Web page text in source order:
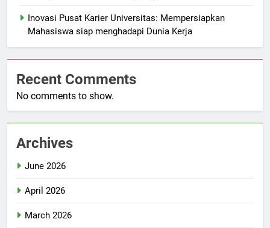
Inovasi Pusat Karier Universitas: Mempersiapkan
Mahasiswa siap menghadapi Dunia Kerja
Recent Comments
No comments to show.
Archives
June 2026
April 2026
March 2026